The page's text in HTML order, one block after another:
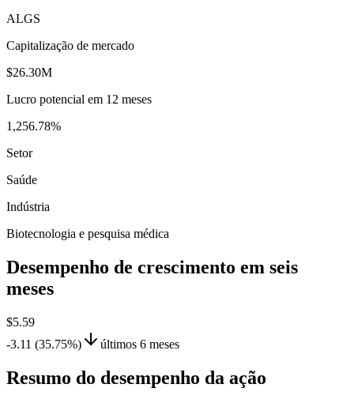
ALGS
Capitalização de mercado
$26.30M
Lucro potencial em 12 meses
1,256.78%
Setor
Saúde
Indústria
Biotecnologia e pesquisa médica
Desempenho de crescimento em seis
meses
$5.59
-3.11 (35.75%)
últimos 6 meses
Resumo do desempenho da ação